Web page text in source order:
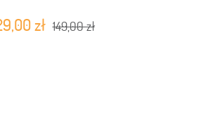
zł 149,00 zł